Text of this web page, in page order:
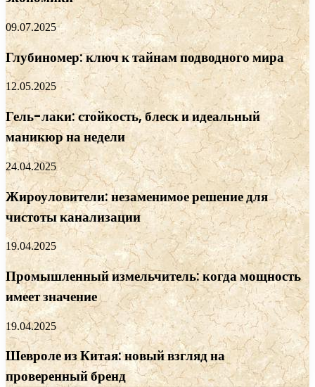
09.07.2025
Глубиномер: ключ к тайнам подводного мира
12.05.2025
Гель-лаки: стойкость, блеск и идеальный
маникюр на недели
24.04.2025
Жироуловители: незаменимое решение для
чистоты канализации
19.04.2025
Промышленный измельчитель: когда мощность
имеет значение
19.04.2025
Шевроле из Китая: новый взгляд на
проверенный бренд